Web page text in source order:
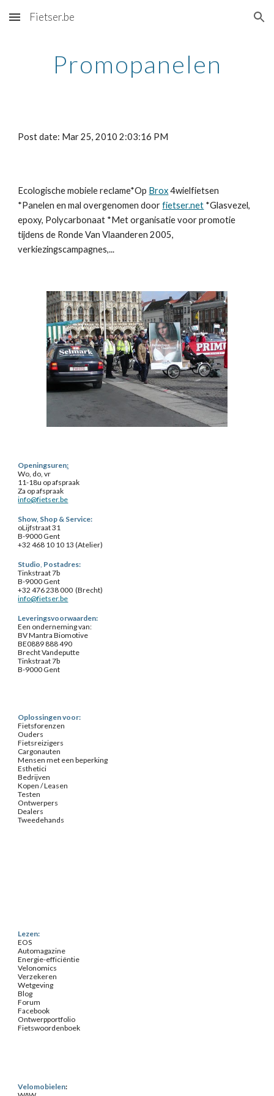
Skip to main content Skip to navigation
Fietser.be
Promopanelen
Post date: Mar 25, 2010 2:03:16 PM
Ecologische mobiele reclame*Op Brox 4wielfietsen
*Panelen en mal overgenomen door fietser.net *Glasvezel,
epoxy, Polycarbonaat *Met organisatie voor promotie
tijdens de Ronde Van Vlaanderen 2005,
verkiezingscampagnes,...
Openingsuren:
Wo, do, vr
11-18u op afspraak
Za op afspraak
info@fietser.be
Show, Shop & Service:
oLijfstraat 31
B-9000 Gent
+32 468 10 10 13 (Atelier)
Studio, Postadres:
Tinkstraat 7b
B-9000 Gent
+32 476 238 000 (Brecht)
info@fietser.be
Leveringsvoorwaarden:
Een onderneming van:
BV Mantra Biomotive
BE0889 888 490
Brecht Vandeputte
Tinkstraat 7b
B-9000 Gent
Oplossingen voor:
Fietsforenzen
Ouders
Fietsreizigers
Cargonauten
Mensen met een beperking
Esthetici
Bedrijven
Kopen / Leasen
Testen
Ontwerpers
Dealers
Tweedehands
Lezen:
EOS
Automagazine
Energie-efficiëntie
Velonomics
Verzekeren
Wetgeving
Blog
Forum
Facebook
Ontwerpportfolio
Fietswoordenboek
Velomobielen: